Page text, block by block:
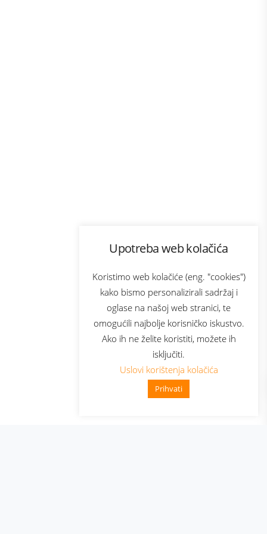
Upotreba web kolačića
Koristimo web kolačiće (eng. "cookies")
kako bismo personalizirali sadržaj i
oglase na našoj web stranici, te
omogućili najbolje korisničko iskustvo.
Ako ih ne želite koristiti, možete ih
isključiti.
Uslovi korištenja kolačića
Prihvati
👋 Zdravo, kako mogu pomoći
Bonus plus
Prijava za newsletter